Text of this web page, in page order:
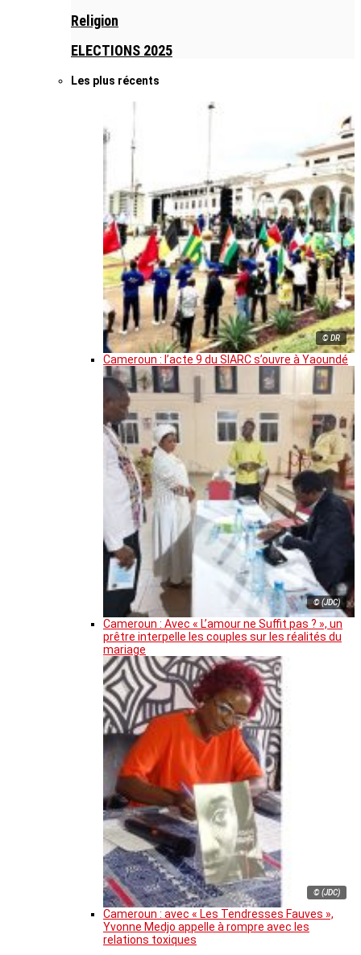
Religion
ELECTIONS 2025
Les plus récents
© DR
Cameroun : l’acte 9 du SIARC s’ouvre à Yaoundé
© (JDC)
Cameroun : Avec « L’amour ne Suffit pas ? », un
prêtre interpelle les couples sur les réalités du
mariage
© (JDC)
Cameroun : avec « Les Tendresses Fauves »,
Yvonne Medjo appelle à rompre avec les
relations toxiques